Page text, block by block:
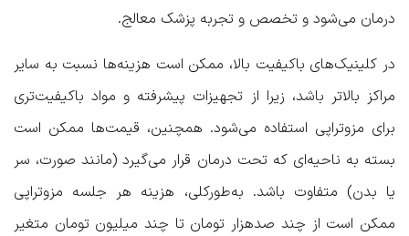
درمان می‌شود و تخصص و تجربه پزشک معالج.
در کلینیک‌های باکیفیت بالا، ممکن است هزینه‌ها نسبت به سایر
مراکز بالاتر باشد، زیرا از تجهیزات پیشرفته و مواد باکیفیت‌تری
برای مزوتراپی استفاده می‌شود. همچنین، قیمت‌ها ممکن است
بسته به ناحیه‌ای که تحت درمان قرار می‌گیرد (مانند صورت، سر
یا بدن) متفاوت باشد. به‌طورکلی، هزینه هر جلسه مزوتراپی
ممکن است از چند صدهزار تومان تا چند میلیون تومان متغیر